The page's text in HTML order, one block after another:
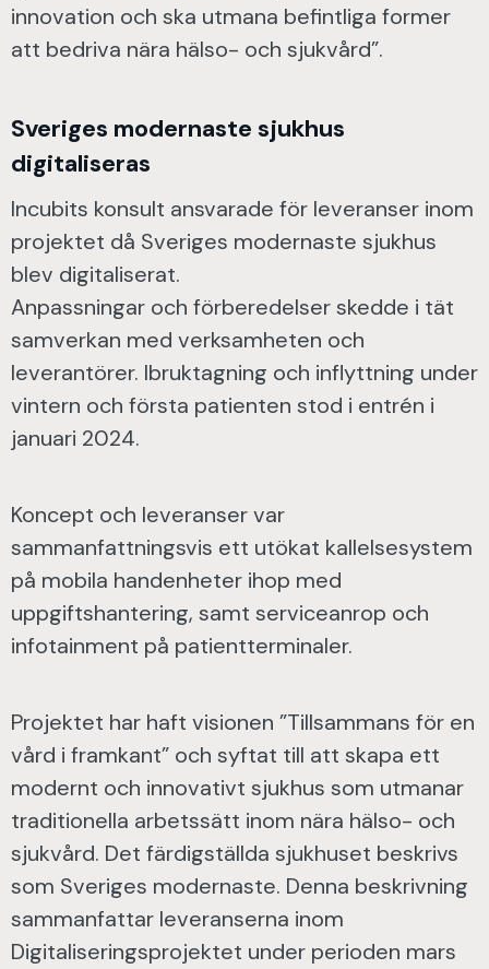
innovation och ska utmana befintliga former
att bedriva nära hälso- och sjukvård”.
Sveriges modernaste sjukhus
digitaliseras
Incubits konsult ansvarade för leveranser inom
projektet då Sveriges modernaste sjukhus
blev digitaliserat.
Anpassningar och förberedelser skedde i tät
samverkan med verksamheten och
leverantörer. Ibruktagning och inflyttning under
vintern och första patienten stod i entrén i
januari 2024.
Koncept och leveranser var
sammanfattningsvis ett utökat kallelsesystem
på mobila handenheter ihop med
uppgiftshantering, samt serviceanrop och
infotainment på patientterminaler.
Projektet har haft visionen ”Tillsammans för en
vård i framkant” och syftat till att skapa ett
modernt och innovativt sjukhus som utmanar
traditionella arbetssätt inom nära hälso- och
sjukvård. Det färdigställda sjukhuset beskrivs
som Sveriges modernaste. Denna beskrivning
sammanfattar leveranserna inom
Digitaliseringsprojektet under perioden mars